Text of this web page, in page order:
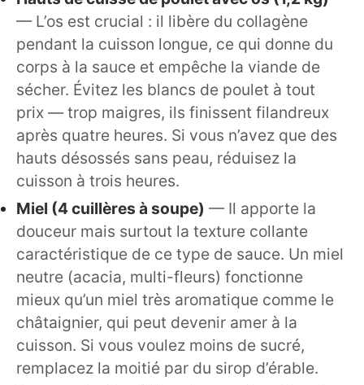
— L’os est crucial : il libère du collagène
pendant la cuisson longue, ce qui donne du
corps à la sauce et empêche la viande de
sécher. Évitez les blancs de poulet à tout
prix — trop maigres, ils finissent filandreux
après quatre heures. Si vous n’avez que des
hauts désossés sans peau, réduisez la
cuisson à trois heures.
Miel (4 cuillères à soupe) — Il apporte la
douceur mais surtout la texture collante
caractéristique de ce type de sauce. Un miel
neutre (acacia, multi-fleurs) fonctionne
mieux qu’un miel très aromatique comme le
châtaignier, qui peut devenir amer à la
cuisson. Si vous voulez moins de sucré,
remplacez la moitié par du sirop d’érable.